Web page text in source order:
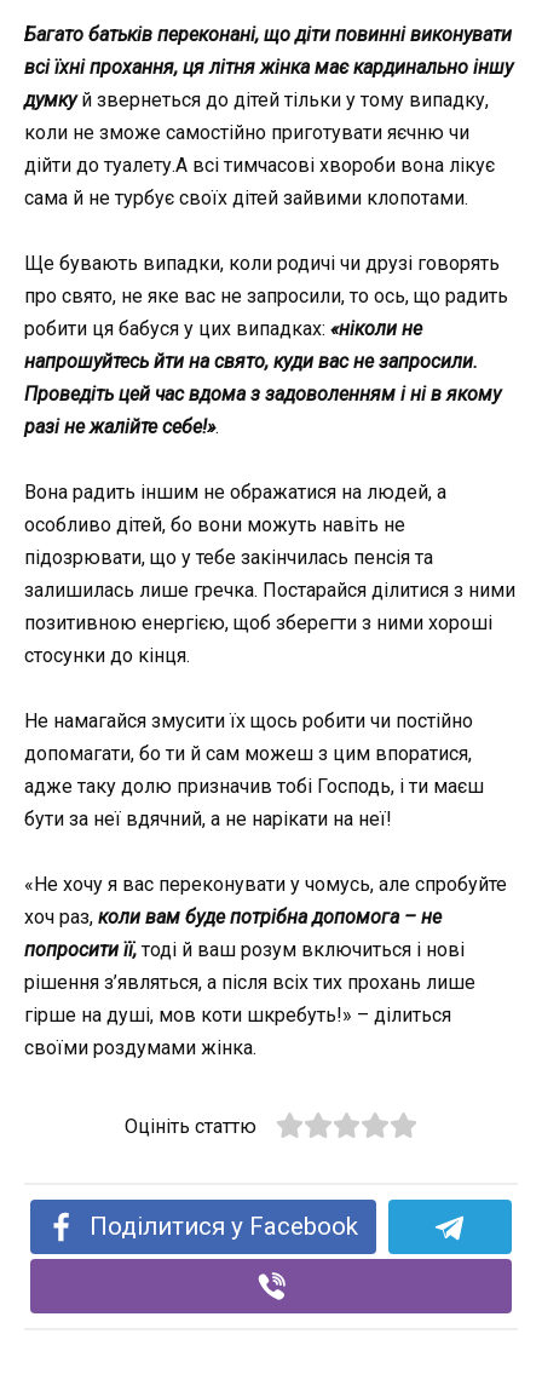
Багато батьків переконані, що діти повинні виконувати
всі їхні прохання, ця літня жінка має кардинально іншу
думкуй звернеться до дітей тільки у тому випадку,
коли не зможе самостійно приготувати яєчню чи
дійти до туалету.А всі тимчасові хвороби вона лікує
сама й не турбує своїх дітей зайвими клопотами.
Ще бувають випадки, коли родичі чи друзі говорять
про свято, не яке вас не запросили, то ось, що радить
робити ця бабуся у цих випадках: «ніколи не
напрошуйтесь йти на свято, куди вас не запросили.
Проведіть цей час вдома з задоволенням і ні в якому
разі не жалійте себе!».
Вона радить іншим не ображатися на людей, а
особливо дітей, бо вони можуть навіть не
підозрювати, що у тебе закінчилась пенсія та
залишилась лише гречка. Постарайся ділитися з ними
позитивною енергією, щоб зберегти з ними хороші
стосунки до кінця.
Не намагайся змусити їх щось робити чи постійно
допомагати, бо ти й сам можеш з цим впоратися,
адже таку долю призначив тобі Господь, і ти маєш
бути за неї вдячний, а не нарікати на неї!
«Не хочу я вас переконувати у чомусь, але спробуйте
хоч раз, коли вам буде потрібна допомога – не
попросити її, тоді й ваш розум включиться і нові
рішення з’являться, а після всіх тих прохань лише
гірше на душі, мов коти шкребуть!» – ділиться
своїми роздумами жінка.
Оцініть статтю
Поділитися у Facebook